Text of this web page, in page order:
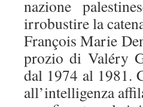
nazione
irrobustire la
François Marie
prozio di Valéry
dal 1974 al 1981.
all’intelligenza